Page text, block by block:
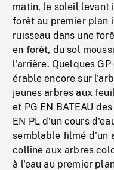
matin, le soleil levant
forêt au premier plan
ruisseau dans une
en forêt, du sol
l'arrière. Quelques
érable encore sur
jeunes arbres aux
et PG EN BATEAU
EN PL d'un cours
semblable filmé d'un
colline aux arbres
à l'eau au premier